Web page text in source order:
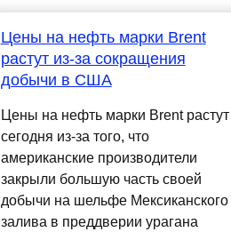
Цены на нефть марки Brent
растут из-за сокращения
добычи в США
Цены на нефть марки Brent растут
сегодня из-за того, что
американские производители
закрыли большую часть своей
добычи на шельфе Мексиканского
залива в преддверии урагана